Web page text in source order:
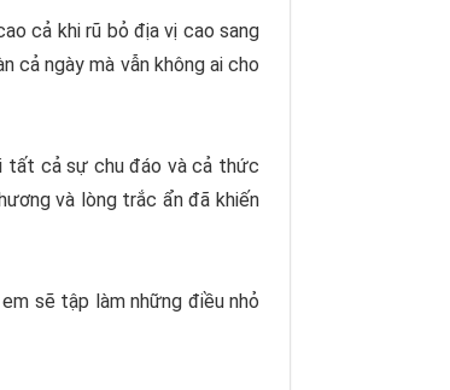
cả khi rũ bỏ địa vị cao sang
cả ngày mà vẫn không ai cho
tất cả sự chu đáo và cả thức
và lòng trắc ẩn đã khiến
sẽ tập làm những điều nhỏ